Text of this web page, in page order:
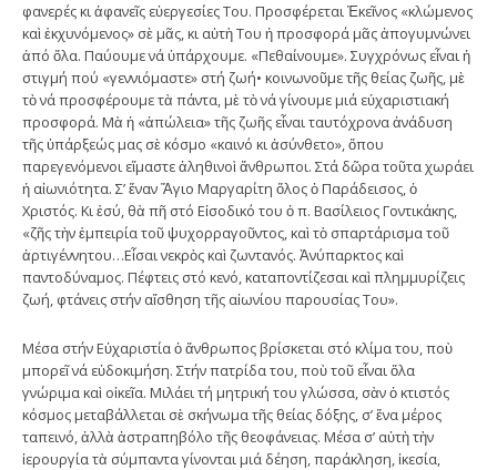
φανερές κι ἀφανεῖς εὐεργεσίες Του. Προσφέρεται Ἐκεῖνος «κλώμενος
καὶ ἐκχυνόμενος» σὲ μᾶς, κι αὐτὴ Του ἡ προσφορά μᾶς ἀπογυμνώνει
ἀπό ὅλα. Παύουμε νά ὑπάρχουμε. «Πεθαίνουμε». Συγχρόνως εἶναι ἡ
στιγμή πού «γεννιόμαστε» στή ζωή• κοινωνοῦμε τῆς θείας ζωῆς, μὲ
τὸ νά προσφέρουμε τὰ πάντα, μὲ τὸ νά γίνουμε μιά εὐχαριστιακή
προσφορά. Μὰ ἡ «ἀπώλεια» τῆς ζωῆς εἶναι ταυτόχρονα ἀνάδυση
τῆς ὑπάρξεώς μας σὲ κόσμο «καινό κι ἀσύνθετο», ὅπου
παρεγενόμενοι εἴμαστε ἀληθινοὶ ἄνθρωποι. Στά δῶρα τοῦτα χωράει
ἡ αἰωνιότητα. Σ’ ἕναν Ἅγιο Μαργαρίτη ὅλος ὁ Παράδεισος, ὁ
Χριστός. Κι ἐσύ, θὰ πῆ στό Εἰσοδικό του ὁ π. Βασίλειος Γοντικάκης,
«ζῆς τὴν ἐμπειρία τοῦ ψυχορραγοῦντος, καὶ τὸ σπαρτάρισμα τοῦ
ἀρτιγέννητου…Εἶσαι νεκρὸς καὶ ζωντανός. Ἀνύπαρκτος καὶ
παντοδύναμος. Πέφτεις στό κενό, καταποντίζεσαι καὶ πλημμυρίζεις
ζωή, φτάνεις στήν αἴσθηση τῆς αἰωνίου παρουσίας Του».
Μέσα στήν Εὐχαριστία ὁ ἄνθρωπος βρίσκεται στό κλίμα του, ποὺ
μπορεῖ νά εὐδοκιμήση. Στήν πατρίδα του, ποὺ τοῦ εἶναι ὅλα
γνώριμα καὶ οἰκεῖα. Μιλάει τή μητρική του γλώσσα, σὰν ὁ κτιστός
κόσμος μεταβάλλεται σὲ σκήνωμα τῆς θείας δόξης, σ’ ἕνα μέρος
ταπεινό, ἀλλὰ ἀστραπηβόλο τῆς θεοφάνειας. Μέσα σ’ αὐτὴ τὴν
ἱερουργία τὰ σύμπαντα γίνονται μιά δέηση, παράκληση, ἱκεσία,